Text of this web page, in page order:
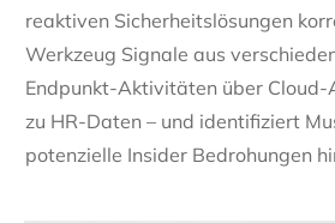
reaktiven Sicherheitslösungen
Werkzeug Signale aus
Endpunkt-Aktivitäten über
zu HR-Daten – und identifiziert
potenzielle Insider Bedrohungen